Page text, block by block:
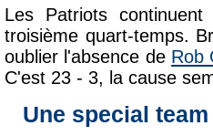
Les Patriots
troisième quart-temps.
oublier l'absence de Rob
C'est 23 - 3, la cause
Une special